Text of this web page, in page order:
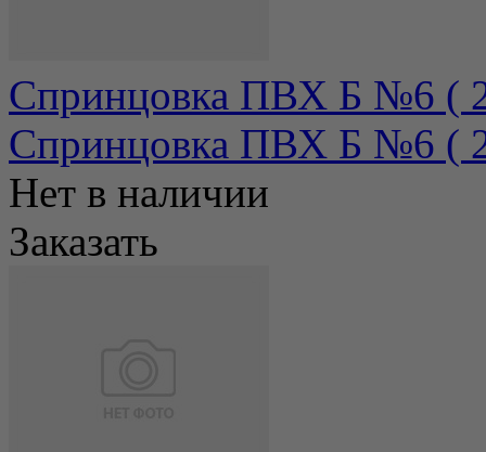
Спринцовка ПВХ Б №6 (
Спринцовка ПВХ Б №6 (
Нет в наличии
Заказать